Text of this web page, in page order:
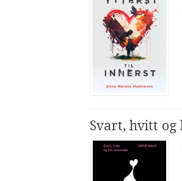
Svart, hvitt